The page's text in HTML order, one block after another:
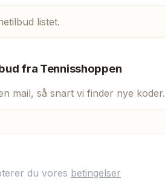
listet.
fra Tennisshoppen
mail, så snart vi finder nye koder.
du vores betingelser